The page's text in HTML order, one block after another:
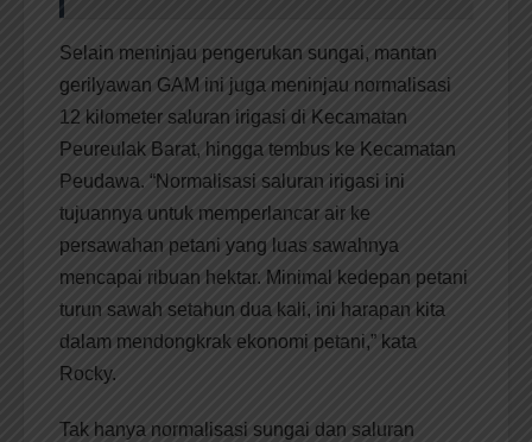
Selain meninjau pengerukan sungai, mantan
gerilyawan GAM ini juga meninjau normalisasi
12 kilometer saluran irigasi di Kecamatan
Peureulak Barat, hingga tembus ke Kecamatan
Peudawa. “Normalisasi saluran irigasi ini
tujuannya untuk memperlancar air ke
persawahan petani yang luas sawahnya
mencapai ribuan hektar. Minimal kedepan petani
turun sawah setahun dua kali, ini harapan kita
dalam mendongkrak ekonomi petani,” kata
Rocky.
Tak hanya normalisasi sungai dan saluran